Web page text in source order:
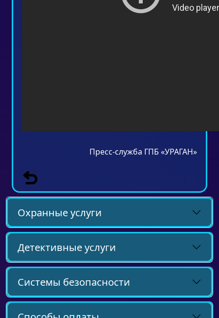
Пресс-служба ГПБ «УРАГАН»
Охранные услуги
Детективные услуги
Системы безопасности